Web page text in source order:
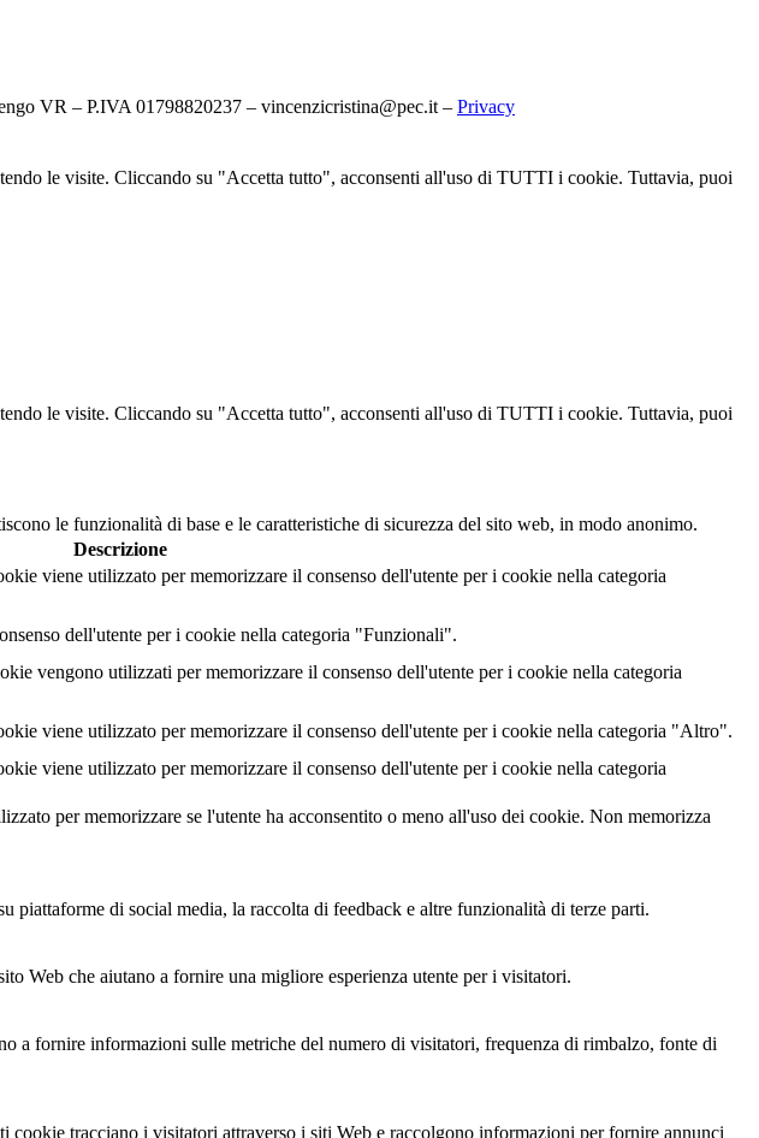
VR – P.IVA 01798820237 – vincenzicristina@pec.it – Privacy
le visite. Cliccando su "Accetta tutto", acconsenti all'uso di TUTTI i cookie. Tuttavia, puoi
le visite. Cliccando su "Accetta tutto", acconsenti all'uso di TUTTI i cookie. Tuttavia, puoi
le funzionalità di base e le caratteristiche di sicurezza del sito web, in modo anonimo.
Descrizione
viene utilizzato per memorizzare il consenso dell'utente per i cookie nella categoria
dell'utente per i cookie nella categoria "Funzionali".
vengono utilizzati per memorizzare il consenso dell'utente per i cookie nella categoria
viene utilizzato per memorizzare il consenso dell'utente per i cookie nella categoria "Altro".
viene utilizzato per memorizzare il consenso dell'utente per i cookie nella categoria
per memorizzare se l'utente ha acconsentito o meno all'uso dei cookie. Non memorizza
di social media, la raccolta di feedback e altre funzionalità di terze parti.
Web che aiutano a fornire una migliore esperienza utente per i visitatori.
a fornire informazioni sulle metriche del numero di visitatori, frequenza di rimbalzo, fonte di
tracciano i visitatori attraverso i siti Web e raccolgono informazioni per fornire annunci